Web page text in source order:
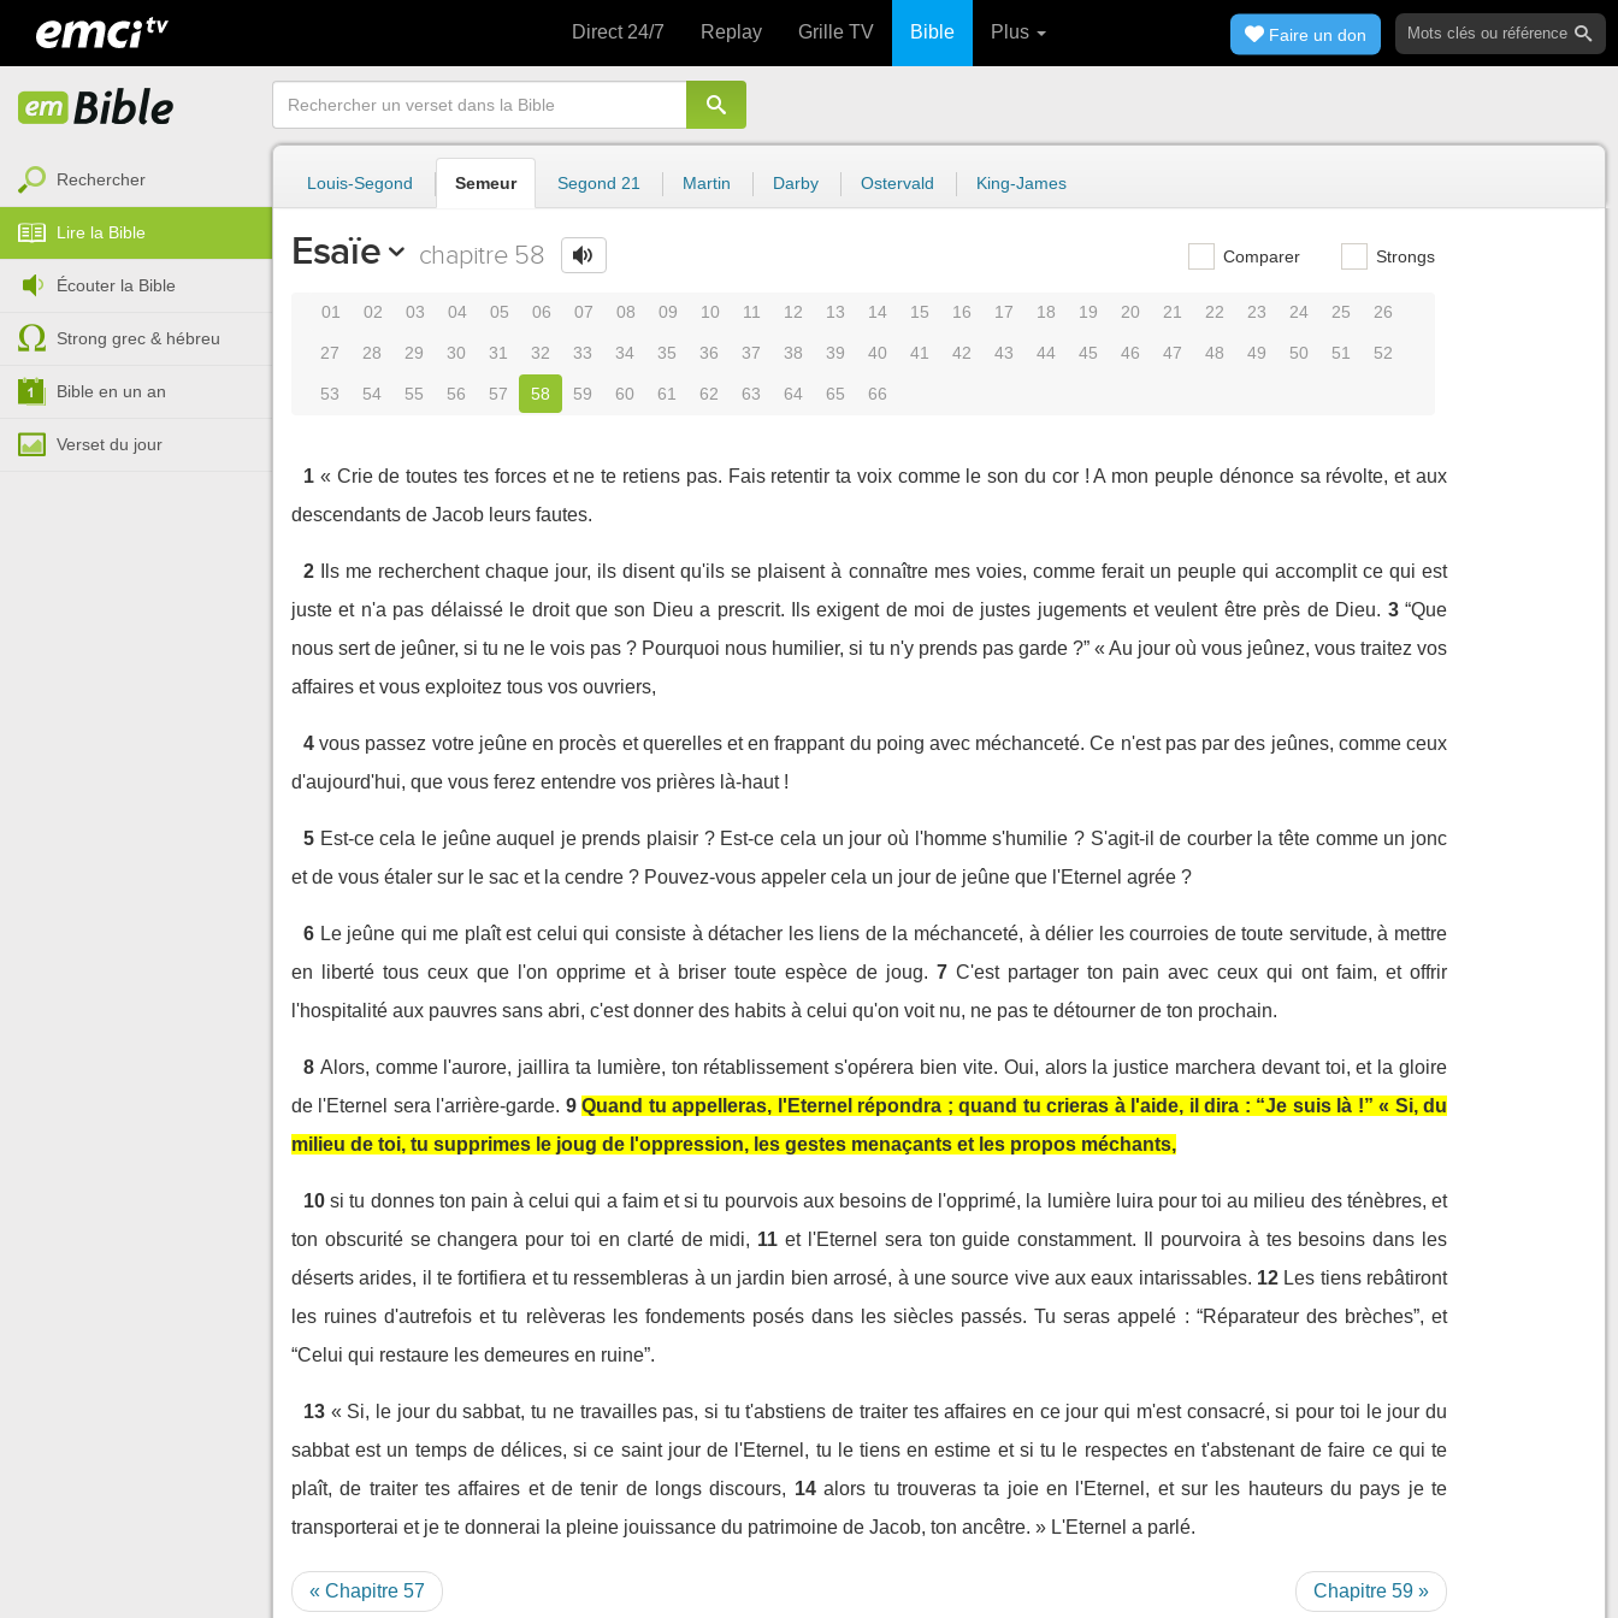
Direct 24/7 Replay Grille TV Bible Plus Faire un don
Rechercher
Lire la Bible
Écouter la Bible
Strong grec & hébreu
Bible en un an
Verset du jour
Louis-Segond Semeur Segond 21 Martin Darby Ostervald King-James
Esaïe chapitre 58 Comparer Strongs
01 02 03 04 05 06 07 08 09 10 11 12 13 14 15 16 17 18 19 20 21 22 23 24 25 26
27 28 29 30 31 32 33 34 35 36 37 38 39 40 41 42 43 44 45 46 47 48 49 50 51 52
53 54 55 56 57 58 59 60 61 62 63 64 65 66
1 « Crie de toutes tes forces et ne te retiens pas. Fais retentir ta voix comme le son du cor ! A mon peuple dénonce sa révolte, et aux
descendants de Jacob leurs fautes.
2
Ils me recherchent chaque jour, ils disent qu'ils se plaisent à connaître mes voies, comme ferait un peuple qui accomplit ce qui est
juste et n'a pas délaissé le droit que son Dieu a prescrit. Ils exigent de moi de justes jugements et veulent être près de Dieu. 3 “Que
nous sert de jeûner, si tu ne le vois pas ? Pourquoi nous humilier, si tu n'y prends pas garde ?” « Au jour où vous jeûnez, vous traitez vos
affaires et vous exploitez tous vos ouvriers,
4 vous passez votre jeûne en procès et querelles et en frappant du poing avec méchanceté. Ce n'est pas par des jeûnes, comme ceux
d'aujourd'hui, que vous ferez entendre vos prières là-haut !
5 Est-ce cela le jeûne auquel je prends plaisir ? Est-ce cela un jour où l'homme s'humilie ? S'agit-il de courber la tête comme un jonc
et de vous étaler sur le sac et la cendre ? Pouvez-vous appeler cela un jour de jeûne que l'Eternel agrée ?
6 Le jeûne qui me plaît est celui qui consiste à détacher les liens de la méchanceté, à délier les courroies de toute servitude, à mettre
en liberté tous ceux que l'on opprime et à briser toute espèce de joug. 7 C'est partager ton pain avec ceux qui ont faim, et offrir
l'hospitalité aux pauvres sans abri, c'est donner des habits à celui qu'on voit nu, ne pas te détourner de ton prochain.
8 Alors, comme l'aurore, jaillira ta lumière, ton rétablissement s'opérera bien vite. Oui, alors la justice marchera devant toi, et la gloire
de l'Eternel sera l'arrière-garde. 9 Quand tu appelleras, l'Eternel répondra ; quand tu crieras à l'aide, il dira : “Je suis là !” « Si, du
milieu de toi, tu supprimes le joug de l'oppression, les gestes menaçants et les propos méchants,
10 si tu donnes ton pain à celui qui a faim et si tu pourvois aux besoins de l'opprimé, la lumière luira pour toi au milieu des ténèbres, et
ton obscurité se changera pour toi en clarté de midi, 11 et l'Eternel sera ton guide constamment. Il pourvoira à tes besoins dans les
déserts arides, il te fortifiera et tu ressembleras à un jardin bien arrosé, à une source vive aux eaux intarissables. 12 Les tiens rebâtiront
les ruines d'autrefois et tu relèveras les fondements posés dans les siècles passés. Tu seras appelé : “Réparateur des brèches”, et
“Celui qui restaure les demeures en ruine”.
13 « Si, le jour du sabbat, tu ne travailles pas, si tu t'abstiens de traiter tes affaires en ce jour qui m'est consacré, si pour toi le jour du
sabbat est un temps de délices, si ce saint jour de l'Eternel, tu le tiens en estime et si tu le respectes en t'abstenant de faire ce qui te
plaît, de traiter tes affaires et de tenir de longs discours, 14 alors tu trouveras ta joie en l'Eternel, et sur les hauteurs du pays je te
transporterai et je te donnerai la pleine jouissance du patrimoine de Jacob, ton ancêtre. » L'Eternel a parlé.
« Chapitre 57 Chapitre 59 »